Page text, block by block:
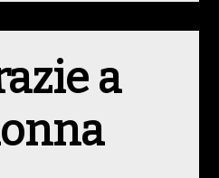
a